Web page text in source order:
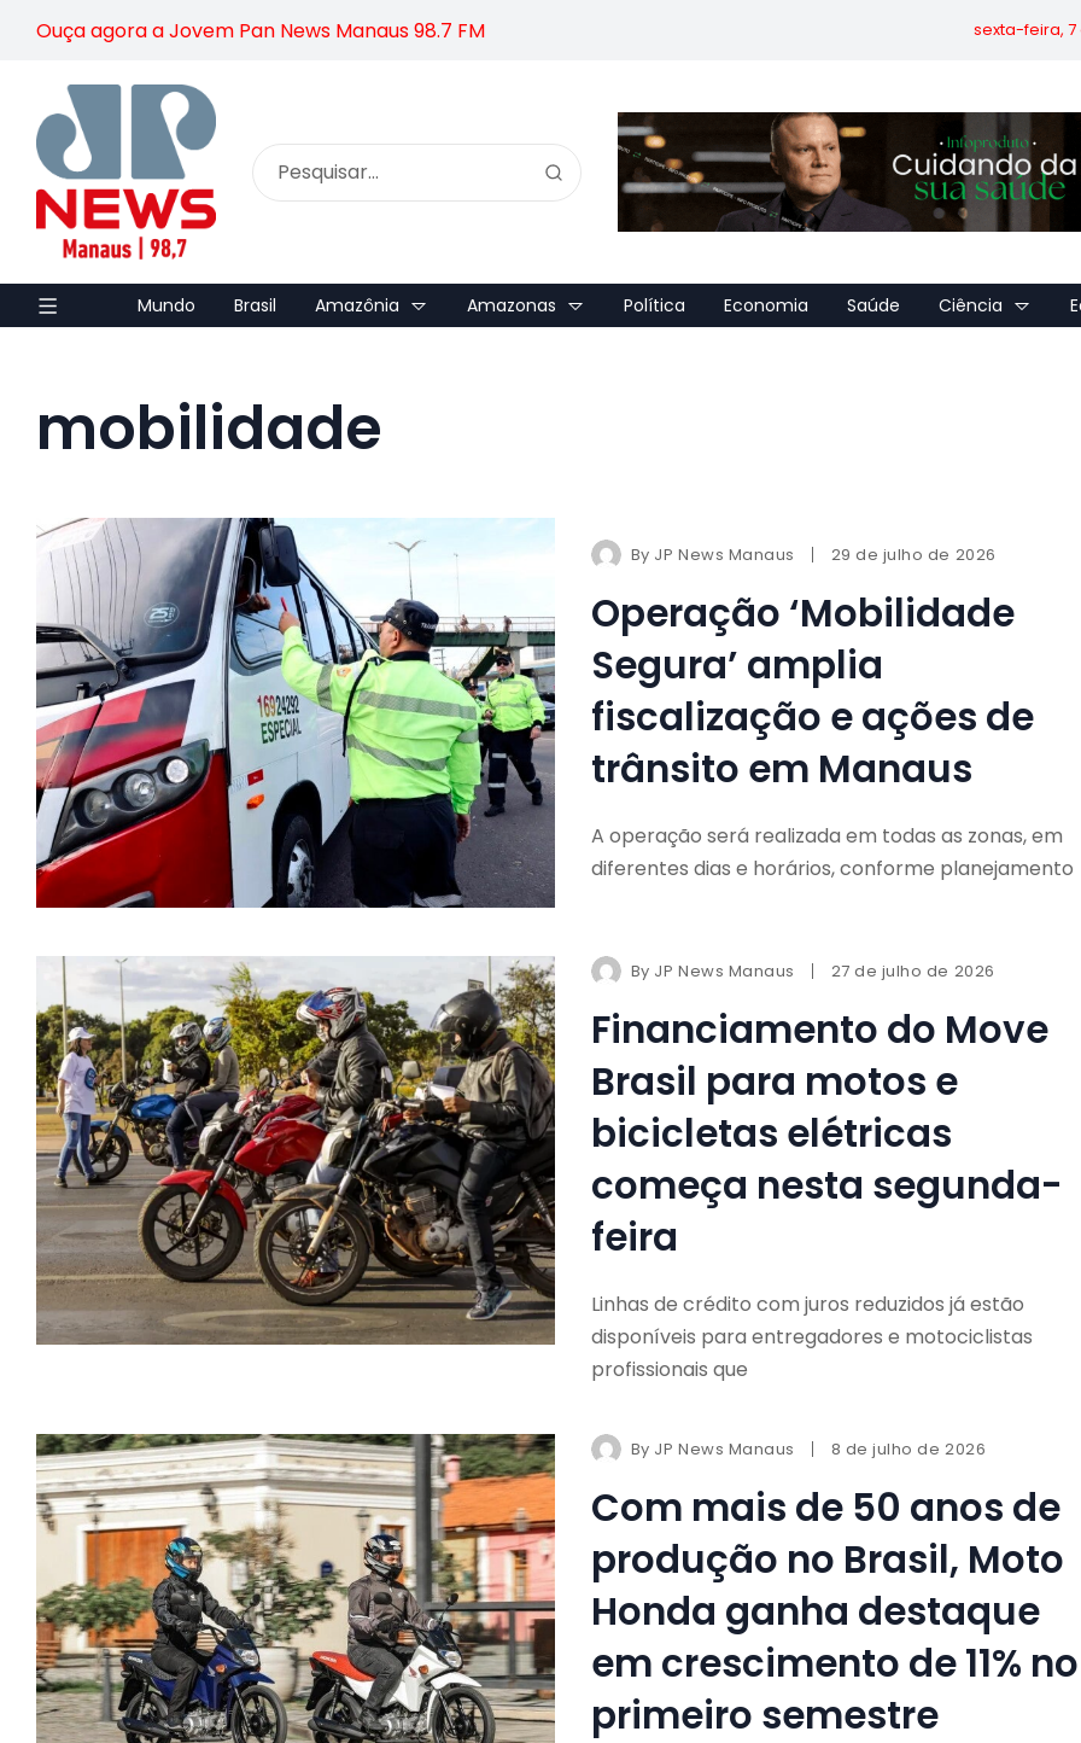
Ouça agora a Jovem Pan News Manaus 98.7 FM sexta-feira, 7
Mundo Brasil Amazônia Amazonas Política Economia Saúde Ciência
mobilidade
By JP News Manaus 29 de julho de 2026
Operação ‘Mobilidade
Segura’ amplia
fiscalização e ações de
trânsito em Manaus
A operação será realizada em todas as zonas, em
diferentes dias e horários, conforme planejamento
By JP News Manaus 27 de julho de 2026
Financiamento do Move
Brasil para motos e
bicicletas elétricas
começa nesta segunda-
feira
Linhas de crédito com juros reduzidos já estão
disponíveis para entregadores e motociclistas
profissionais que
By JP News Manaus 8 de julho de 2026
Com mais de 50 anos de
produção no Brasil, Moto
Honda ganha destaque
em crescimento de 11% no
primeiro semestre